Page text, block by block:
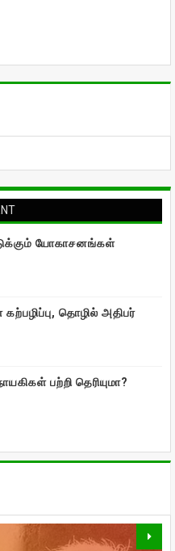
யோகாசனங்கள்
தொழில் அதிபர்
பற்றி தெரியுமா?